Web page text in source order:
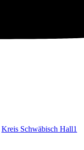
Kreis Schwäbisch Hall1